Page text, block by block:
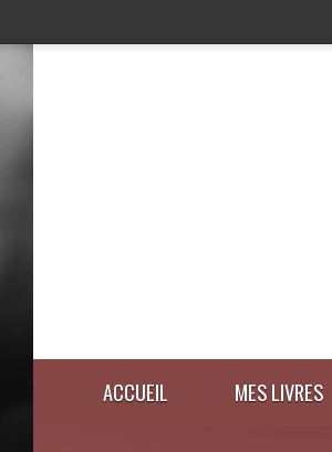
ACCUEIL MES LIVRES